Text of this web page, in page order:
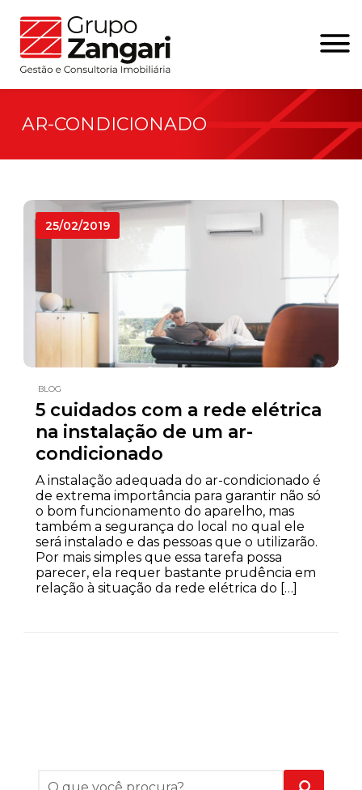
AR-CONDICIONADO
25/02/2019
BLOG
5 cuidados com a rede elétrica
na instalação de um ar-
condicionado
A instalação adequada do ar-condicionado é
de extrema importância para garantir não só
o bom funcionamento do aparelho, mas
também a segurança do local no qual ele
será instalado e das pessoas que o utilizarão.
Por mais simples que essa tarefa possa
parecer, ela requer bastante prudência em
relação à situação da rede elétrica do […]